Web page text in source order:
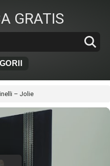
GRATIS
– Jolie